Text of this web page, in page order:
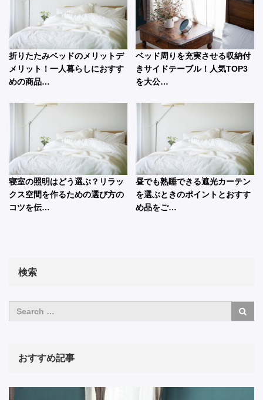
折りたたみベッドのメリットデ
メリット！一人暮らしにおすす
めの商品…
ベッド周りを充実させる収納付
きサイドテーブル！人気TOP3
を大公…
寝室の照明はどう選ぶ？リラッ
クス空間を作るための選び方の
コツを伝…
昼でも熟睡できる遮光カーテン
を選ぶときのポイントとおすす
め品をご…
検索
おすすめ記事